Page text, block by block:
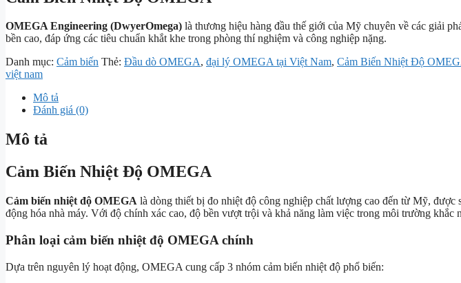
OMEGA Engineering (DwyerOmega) là thương hiệu hàng đầu thế giới của Mỹ chuyên về các giải
bền cao, đáp ứng các tiêu chuẩn khắt khe trong phòng thí nghiệm và công nghiệp nặng.
Danh mục: Cảm biến Thẻ: Đầu dò OMEGA, đại lý OMEGA tại Việt Nam, Cảm Biến Nhiệt Độ
việt nam
Mô tả
Đánh giá (0)
Mô tả
Cảm Biến Nhiệt Độ OMEGA
Cảm biến nhiệt độ OMEGA là dòng thiết bị đo nhiệt độ công nghiệp chất lượng cao đến từ Mỹ,
động hóa nhà máy. Với độ chính xác cao, độ bền vượt trội và khả năng làm việc trong môi trường
Phân loại cảm biến nhiệt độ OMEGA chính
Dựa trên nguyên lý hoạt động, OMEGA cung cấp 3 nhóm cảm biến nhiệt độ phổ biến: